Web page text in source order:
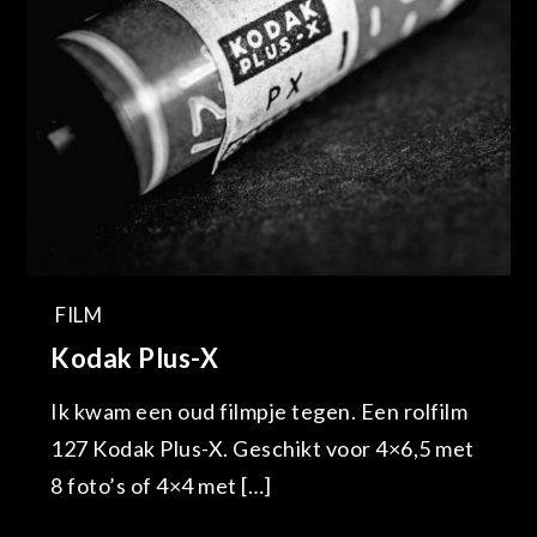
FILM
Kodak Plus-X
Ik kwam een oud filmpje tegen. Een rolfilm
127 Kodak Plus-X. Geschikt voor 4×6,5 met
8 foto’s of 4×4 met […]